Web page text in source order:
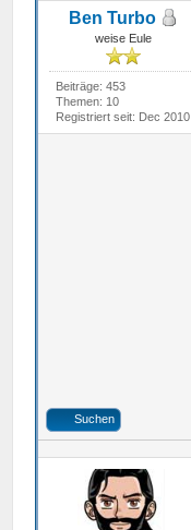
Ben Turbo
weise Eule
Beiträge: 453
Themen: 10
Registriert seit: Dec 2010
Suchen